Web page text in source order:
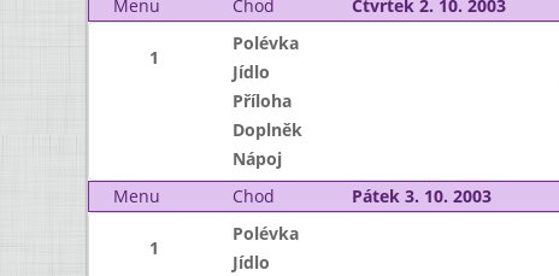
Menu Chod Čtvrtek 2. 10. 2003
1
Polévka
Jídlo
Příloha
Doplněk
Nápoj
Menu
Chod Pátek 3. 10. 2003
1
Polévka
Jídlo